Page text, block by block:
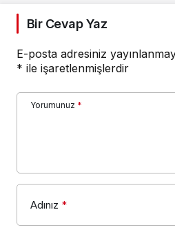
Bir Cevap Yaz
E-posta adresiniz
* ile işaretlenmişlerdir
Yorumunuz *
Adınız *